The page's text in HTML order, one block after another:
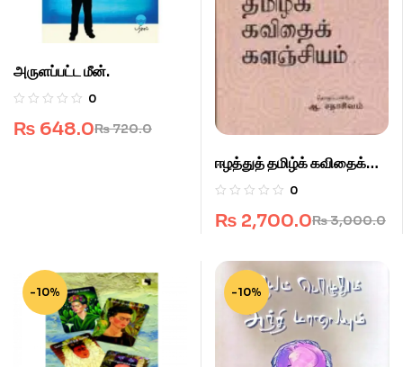
அருளப்பட்ட மீன்.
0
₨720.0
₨ 648.0
ஈழத்துத் தமிழ்க் கவிதைக்
களஞ்சியம். 0
₨3,000.0
₨ 2,700.0
-10% -10%